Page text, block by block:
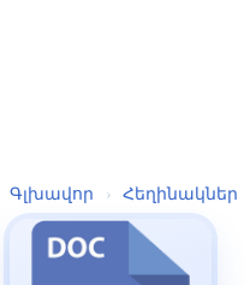
Գլխավոր › Հեղինակներ